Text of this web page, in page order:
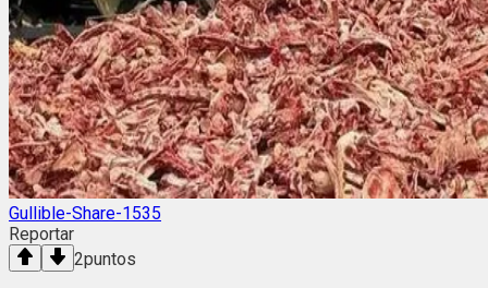
Gullible-Share-1535
Reportar
2puntos